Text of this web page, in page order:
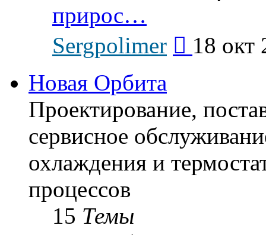
прирос…
Sergpolimer
последнему
18 окт
Новая Орбита
Проектирование,
сервисное
охлаждения и
процессов
15 Темы